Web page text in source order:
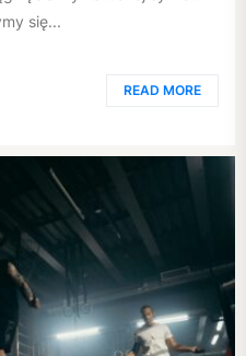
się...
READ MORE